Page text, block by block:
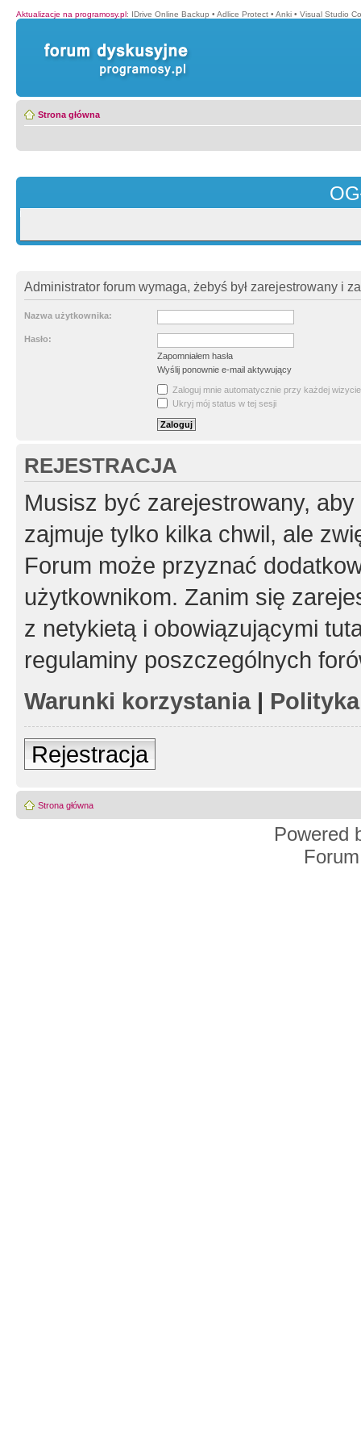
Aktualizacje na programosy.pl: IDrive Online Backup • Adlice Protect • Anki • Visual Studio
Strona główna
Administrator forum wymaga, żebyś był zarejestrowany i
Nazwa użytkownika:
Hasło:
Zapomniałem hasła
Wyślij ponownie e-mail aktywujący
Zaloguj mnie automatycznie przy każdej wizycie
Ukryj mój status w tej sesji
REJESTRACJA
Musisz być zarejestrowany,
zajmuje tylko kilka chwil, ale
Forum może przyznać
użytkownikom. Zanim się
z netykietą i obowiązującymi
regulaminy poszczególnych
Warunki korzystania|
Rejestracja
Strona główna
Powered